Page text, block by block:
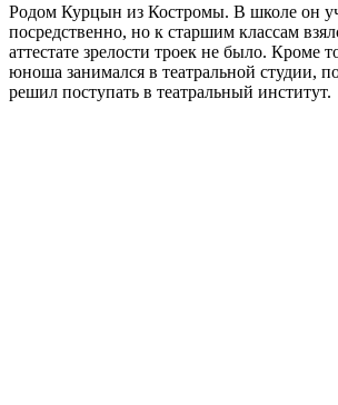
Родом Курцын из Костромы. В школе он
посредственно, но к старшим классам
аттестате зрелости троек не было. Кроме
юноша занимался в театральной студии,
решил поступать в театральный институт.